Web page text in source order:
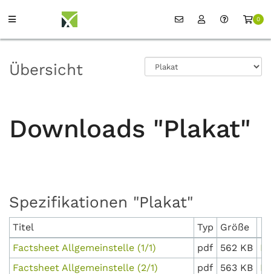
0
Übersicht
Downloads "Plakat"
Spezifikationen "Plakat"
Titel Typ
Größe
Factsheet Allgemeinstelle (1/1)
pdf 562 KB
Factsheet Allgemeinstelle (2/1)
pdf 563 KB